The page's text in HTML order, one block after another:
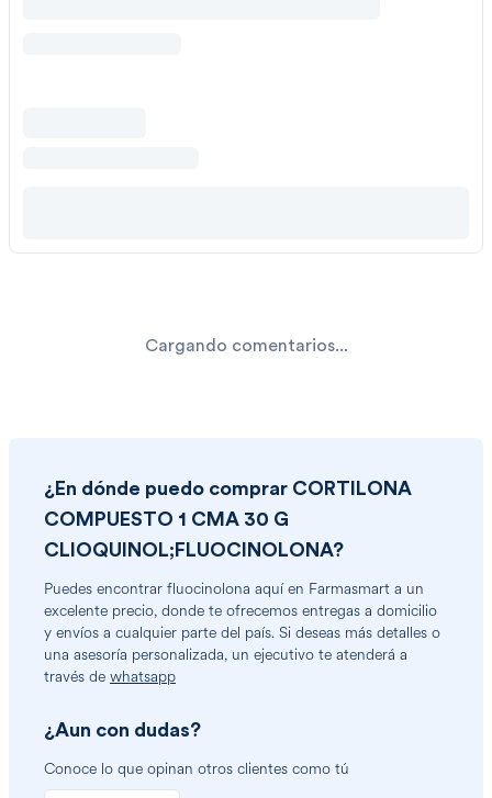
Cargando comentarios...
¿En dónde puedo comprar CORTILONA
COMPUESTO 1 CMA 30 G
CLIOQUINOL;FLUOCINOLONA?
Puedes encontrar fluocinolona aquí en Farmasmart a un
excelente precio, donde te ofrecemos entregas a domicilio
y envíos a cualquier parte del país. Si deseas más detalles o
una asesoría personalizada, un ejecutivo te atenderá a
través de whatsapp
¿Aun con dudas?
Conoce lo que opinan otros clientes como tú